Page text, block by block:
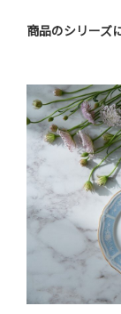
商品のシリーズ